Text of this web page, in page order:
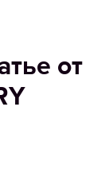
от